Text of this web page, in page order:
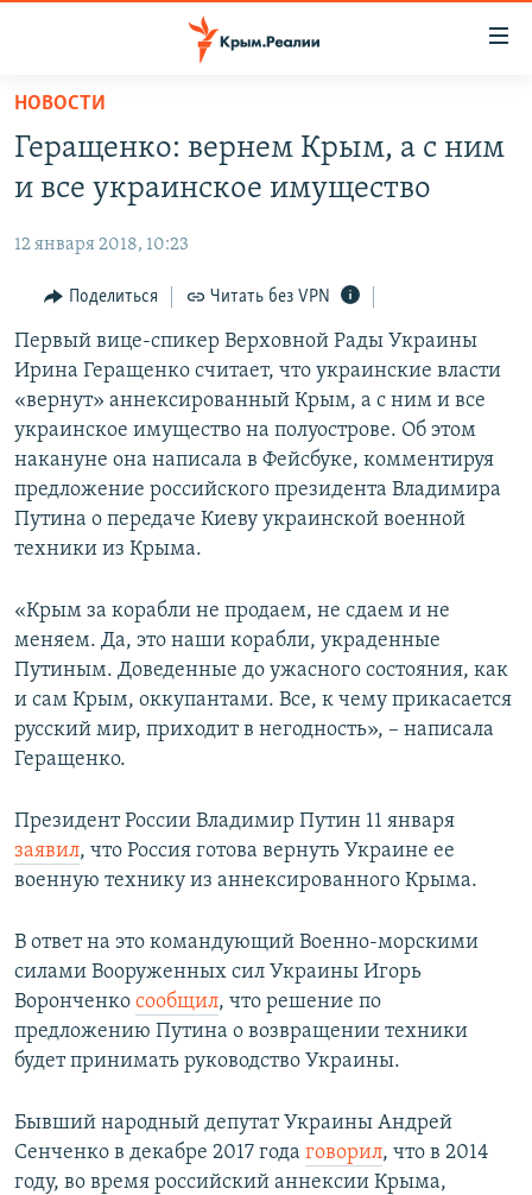
Вернуться
основному
содержанию
навигации
Вернутся
поиску
СПЕЦПРОЕКТЫ
КАРТА ВОЕННЫХ ОБЪЕКТОВ КРЫМА
11 ЛЕТ ОККУПАЦИИ КРЫМА. 11 ИСТОРИЙ СОПРОТИВЛЕНИЯ
ИСТОРИЯ
ЕЩЕ
ИНТЕРАКТИВ
ИНФОГРАФИКА
ТЕЛЕПРОЕКТ КРЫМ.РЕАЛИИ
СОВЕТЫ ПРАВОЗАЩИТНИКОВ
ПРОПАВШИЕ БЕЗ ВЕСТИ
ПОБЕДИТЕЛЕЙ НЕ СУДЯТ?
КРЫМ.НЕПОКОРЕННЫЙ
ELIFBE
УКРАИНСКАЯ ПРОБЛЕМА КРЫМА
РАДІО СВОБОДА
КАК ОБОЙТИ БЛОКИРОВКУ
Українською
Qırımtatar
ПРИСОЕДИНЯЙТЕСЬ!
Все сайты RFE/RL
НОВОСТИ
Геращенко: вернем Крым, а с ним
и все украинское имущество
12 января 2018, 10:23
Поделиться Читать без VPN
Первый вице-спикер Верховной Рады Украины
Ирина Геращенко считает, что украинские власти
«вернут» аннексированный Крым, а с ним и все
украинское имущество на полуострове. Об этом
накануне она написала в Фейсбуке, комментируя
предложение российского президента Владимира
Путина о передаче Киеву украинской военной
техники из Крыма.
«Крым за корабли не продаем, не сдаем и не
меняем. Да, это наши корабли, украденные
Путиным. Доведенные до ужасного состояния, как
и сам Крым, оккупантами. Все, к чему прикасается
русский мир, приходит в негодность», – написала
Геращенко.
Президент России Владимир Путин 11 января
заявил, что Россия готова вернуть Украине ее
военную технику из аннексированного Крыма.
В ответ на это командующий Военно-морскими
силами Вооруженных сил Украины Игорь
Воронченко сообщил, что решение по
предложению Путина о возвращении техники
будет принимать руководство Украины.
Бывший народный депутат Украины Андрей
Сенченко в декабре 2017 года говорил, что в 2014
году, во время российский аннексии Крыма,